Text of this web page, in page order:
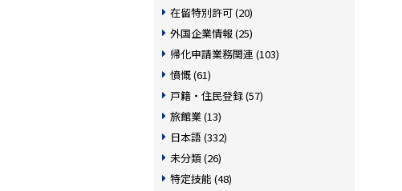
在留特別許可 (20)
外国企業情報 (25)
帰化申請業務関連 (103)
憤慨 (61)
戸籍・住民登録 (57)
旅館業 (13)
日本語 (332)
未分類 (26)
特定技能 (48)